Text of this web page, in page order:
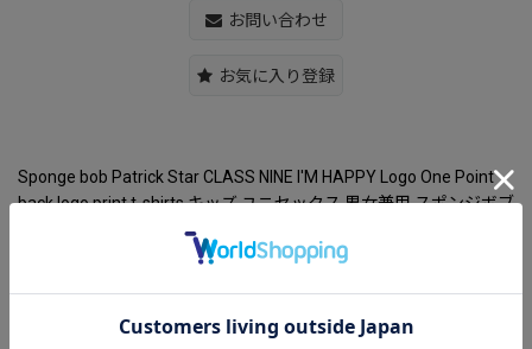
お問い合わせ
お気に入り登録
Sponge bob Patrick Star CLASS NINE I'M HAPPY Logo One Point
back logo print t-shirts キッズ ユニセックス 男女兼用 スポンジボブ
パトリックスター ワンポイント バックロゴプリントTシャツ
XXS/46/92/60/18.5cm